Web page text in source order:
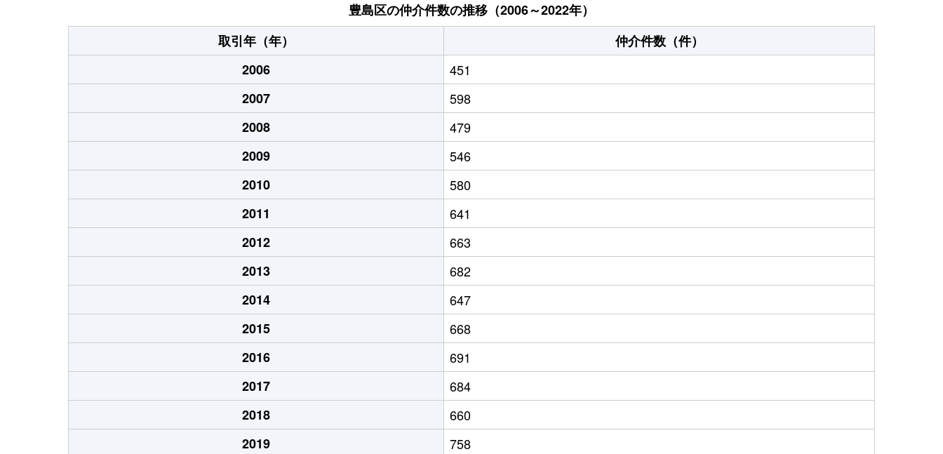
豊島区の仲介件数の推移（2006～2022年）
取引年（年）
仲介件数（件）
2006
451
2007
598
2008
479
2009
546
2010
580
2011
641
2012
663
2013
682
2014
647
2015
668
2016
691
2017
684
2018
660
2019
758